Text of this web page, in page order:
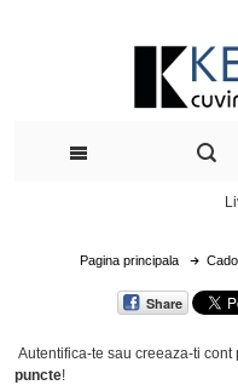
Pagina principala
Share
Autentifica-te sau creeaza-ti cont
puncte!